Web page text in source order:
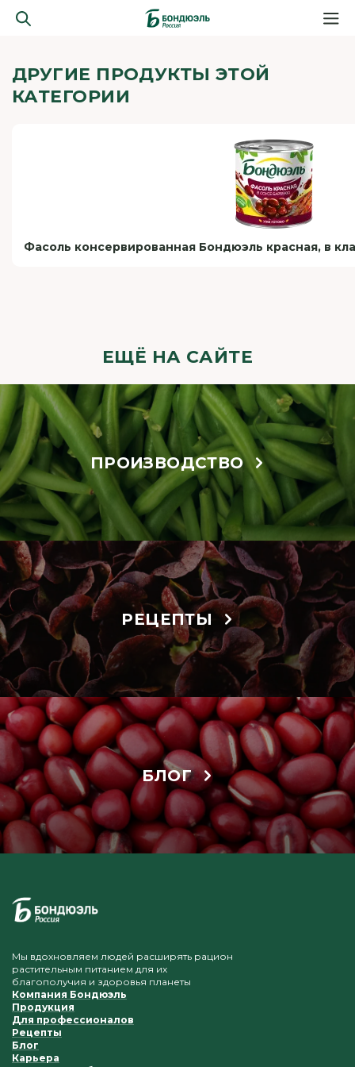
ДРУГИЕ ПРОДУКТЫ ЭТОЙ
КАТЕГОРИИ
Фасоль консервированная Бондюэль красная, в
ЕЩЁ НА САЙТЕ
ПРОИЗВОДСТВО
РЕЦЕПТЫ
БЛОГ
Мы вдохновляем людей расширять рацион
растительным питанием для их
благополучия и здоровья планеты
Компания Бондюэль
Продукция
Для профессионалов
Рецепты
Блог
Карьера